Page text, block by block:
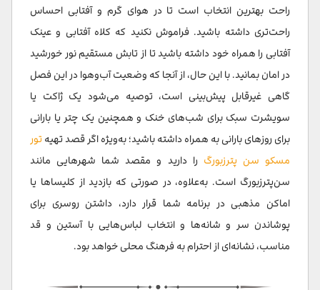
راحت بهترین انتخاب است تا در هوای گرم و آفتابی احساس
راحت‌تری داشته باشید. فراموش نکنید که کلاه آفتابی و عینک
آفتابی را همراه خود داشته باشید تا از تابش مستقیم نور خورشید
در امان بمانید. با این حال، از آنجا که وضعیت آب‌وهوا در این فصل
گاهی غیرقابل پیش‌بینی است، توصیه می‌شود یک ژاکت یا
سویشرت سبک برای شب‌های خنک و همچنین یک چتر یا بارانی
برای روزهای بارانی به همراه داشته باشید؛ به‌ویژه اگر قصد تهیه تور
مسکو سن پترزبورگ را دارید و مقصد شما شهرهایی مانند
سن‌پترزبورگ است. به‌علاوه، در صورتی که بازدید از کلیساها یا
اماکن مذهبی در برنامه شما قرار دارد، داشتن روسری برای
پوشاندن سر و شانه‌ها و انتخاب لباس‌هایی با آستین و قد
مناسب، نشانه‌ای از احترام به فرهنگ محلی خواهد بود.